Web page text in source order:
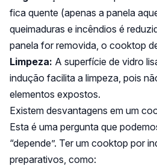
fica quente (apenas a panela
queimaduras e incêndios é
panela for removida, o cooktop
Limpeza: A superfície de vidro
indução facilita a limpeza, pois
elementos expostos.
Existem desvantagens em um
Esta é uma pergunta que
“depende”. Ter um cooktop por
preparativos, como: